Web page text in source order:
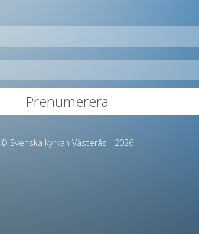
© Svenska kyrkan Västerås - 2026